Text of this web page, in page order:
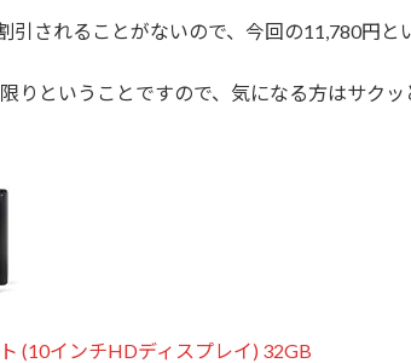
引されることがないので、今回の11,780円と
りということですので、気になる方はサクッ
(10インチHDディスプレイ) 32GB